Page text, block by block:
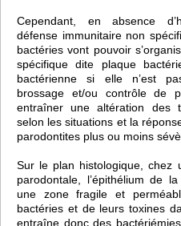
Cependant, en absence
défense immunitaire non
bactéries vont pouvoir
spécifique dite plaque
bactérienne si elle n’est
brossage et/ou contrôle de
entraîner une altération des
selon les situations et la
parodontites plus ou moins
Sur le plan histologique, chez
parodontale, l’épithélium de
une zone fragile et
bactéries et de leurs toxines
entraîne donc des